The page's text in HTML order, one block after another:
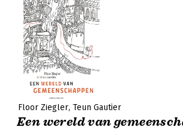
Floor Ziegler Teun Gautier
Een wereld van